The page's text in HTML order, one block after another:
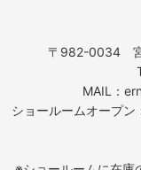
〒982-0034 宮
MAIL：
ショールームオープ